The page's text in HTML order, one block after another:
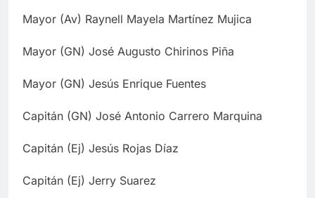
Mayor (Av) Raynell Mayela Martínez Mujica
Mayor (GN) José Augusto Chirinos Piña
Mayor (GN) Jesús Enrique Fuentes
Capitán (GN) José Antonio Carrero Marquina
Capitán (Ej) Jesús Rojas Díaz
Capitán (Ej) Jerry Suarez